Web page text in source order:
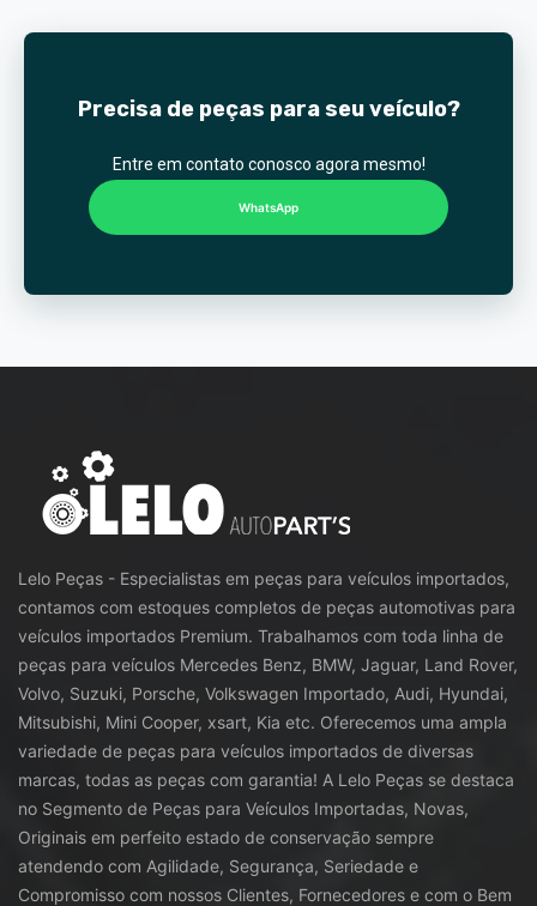
Precisa de peças para seu veículo?
Entre em contato conosco agora mesmo!
WhatsApp
Lelo Peças - Especialistas em peças para veículos importados,
contamos com estoques completos de peças automotivas para
veículos importados Premium. Trabalhamos com toda linha de
peças para veículos Mercedes Benz, BMW, Jaguar, Land Rover,
Volvo, Suzuki, Porsche, Volkswagen Importado, Audi, Hyundai,
Mitsubishi, Mini Cooper, xsart, Kia etc. Oferecemos uma ampla
variedade de peças para veículos importados de diversas
marcas, todas as peças com garantia! A Lelo Peças se destaca
no Segmento de Peças para Veículos Importadas, Novas,
Originais em perfeito estado de conservação sempre
atendendo com Agilidade, Segurança, Seriedade e
Compromisso com nossos Clientes, Fornecedores e com o Bem